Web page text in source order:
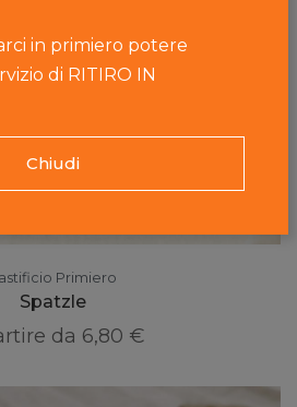
Primiero
Spatzle
da 6,80 €
in primiero potere
di RITIRO IN
Chiudi